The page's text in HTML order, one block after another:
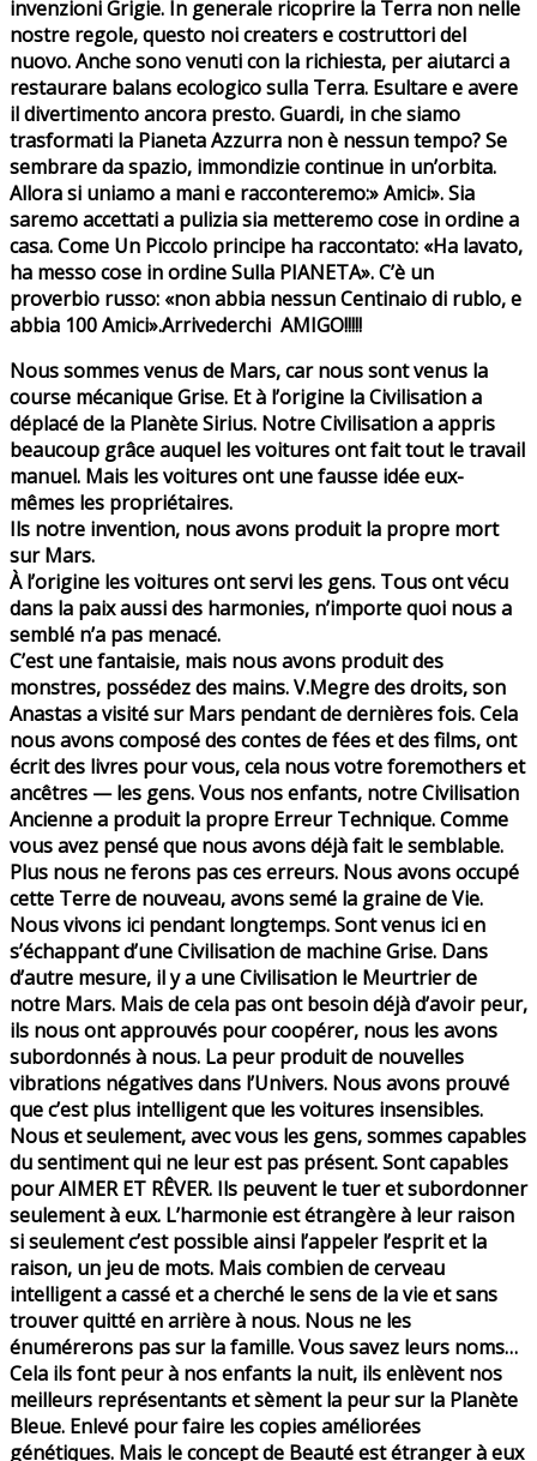
invenzioni Grigie. In generale ricoprire la Terra non nelle
nostre regole, questo noi creaters e costruttori del
nuovo. Anche sono venuti con la richiesta, per aiutarci a
restaurare balans ecologico sulla Terra. Esultare e avere
il divertimento ancora presto. Guardi, in che siamo
trasformati la Pianeta Azzurra non è nessun tempo? Se
sembrare da spazio, immondizie continue in un’orbita.
Allora si uniamo a mani e racconteremo:» Amici». Sia
saremo accettati a pulizia sia metteremo cose in ordine a
casa. Come Un Piccolo principe ha raccontato: «Ha lavato,
ha messo cose in ordine Sulla PIANETA». C’è un
proverbio russo: «non abbia nessun Centinaio di rublo, e
abbia 100 Amici».Arrivederchi AMIGO!!!!!
Nous sommes venus de Mars, car nous sont venus la
course mécanique Grise. Et à l’origine la Civilisation a
déplacé de la Planète Sirius. Notre Civilisation a appris
beaucoup grâce auquel les voitures ont fait tout le travail
manuel. Mais les voitures ont une fausse idée eux-
mêmes les propriétaires.
Ils notre invention, nous avons produit la propre mort
sur Mars.
À l’origine les voitures ont servi les gens. Tous ont vécu
dans la paix aussi des harmonies, n’importe quoi nous a
semblé n’a pas menacé.
C’est une fantaisie, mais nous avons produit des
monstres, possédez des mains. V.Megre des droits, son
Anastas a visité sur Mars pendant de dernières fois. Cela
nous avons composé des contes de fées et des films, ont
écrit des livres pour vous, cela nous votre foremothers et
ancêtres — les gens. Vous nos enfants, notre Civilisation
Ancienne a produit la propre Erreur Technique. Comme
vous avez pensé que nous avons déjà fait le semblable.
Plus nous ne ferons pas ces erreurs. Nous avons occupé
cette Terre de nouveau, avons semé la graine de Vie.
Nous vivons ici pendant longtemps. Sont venus ici en
s’échappant d’une Civilisation de machine Grise. Dans
d’autre mesure, il y a une Civilisation le Meurtrier de
notre Mars. Mais de cela pas ont besoin déjà d’avoir peur,
ils nous ont approuvés pour coopérer, nous les avons
subordonnés à nous. La peur produit de nouvelles
vibrations négatives dans l’Univers. Nous avons prouvé
que c’est plus intelligent que les voitures insensibles.
Nous et seulement, avec vous les gens, sommes capables
du sentiment qui ne leur est pas présent. Sont capables
pour AIMER ET RÊVER. Ils peuvent le tuer et subordonner
seulement à eux. L’harmonie est étrangère à leur raison
si seulement c’est possible ainsi l’appeler l’esprit et la
raison, un jeu de mots. Mais combien de cerveau
intelligent a cassé et a cherché le sens de la vie et sans
trouver quitté en arrière à nous. Nous ne les
énumérerons pas sur la famille. Vous savez leurs noms…
Cela ils font peur à nos enfants la nuit, ils enlèvent nos
meilleurs représentants et sèment la peur sur la Planète
Bleue. Enlevé pour faire les copies améliorées
génétiques. Mais le concept de Beauté est étranger à eux